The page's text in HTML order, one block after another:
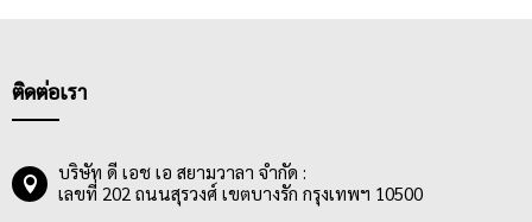
ศิลปินต้องการ
ติดต่อเรา
บริษัท ดี เอช เอ สยามวาลา จำกัด :
เลขที่ 202 ถนนสุรวงศ์ เขตบางรัก กรุงเทพฯ 10500